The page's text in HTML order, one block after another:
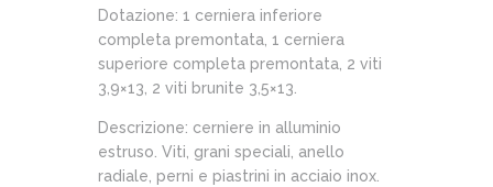
Dotazione: 1 cerniera inferiore
completa premontata, 1 cerniera
superiore completa premontata, 2 viti
3,9×13, 2 viti brunite 3,5×13.
Descrizione: cerniere in alluminio
estruso. Viti, grani speciali, anello
radiale, perni e piastrini in acciaio inox.